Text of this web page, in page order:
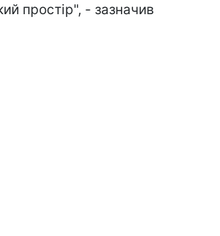
простір", - зазначив